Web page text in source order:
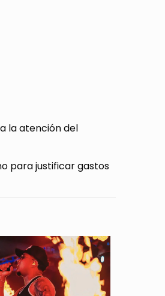
la atención del
para justificar gastos